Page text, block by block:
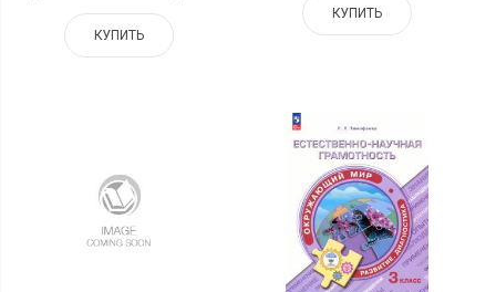
КУПИТЬ
КУПИТЬ